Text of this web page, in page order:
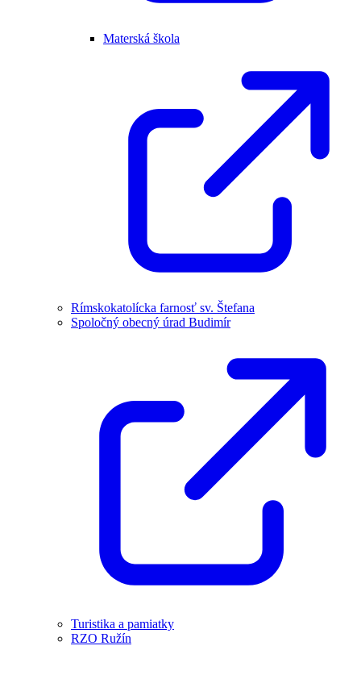
Materská škola
Rímskokatolícka farnosť sv. Štefana
Spoločný obecný úrad Budimír
Turistika a pamiatky
RZO Ružín